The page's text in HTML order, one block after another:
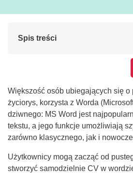
Spis treści
Większość osób ubiegających się o
życiorys, korzysta z Worda
dziwnego: MS Word jest
tekstu, a jego funkcje umożliwiają
zarówno klasycznego, jak i
Użytkownicy mogą zacząć od
stworzyć samodzielnie CV w